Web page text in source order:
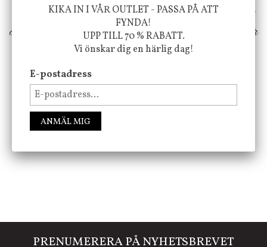
erbjuder vi omsorgsfullt utvalda produkter som
ökar trivsel i ditt hem och ger det lilla extra för
att öka ditt välmående!
FÖLJ OSS PÅ INSTAGRAM @JBHOME
PRENUMERERA PÅ NYHETSBREVET
KIKA IN I VÅR OUTLET - PASSA PÅ ATT
FYNDA!
UPP TILL 70 % RABATT.
Vi önskar dig en härlig dag!
E-postadress
ANMÄL MIG